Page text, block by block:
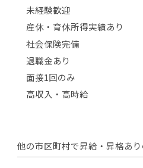
未経験歓迎
産休・育休所得実績あり
社会保険完備
退職金あり
面接1回のみ
高収入・高時給
他の市区町村で昇給・昇格あ